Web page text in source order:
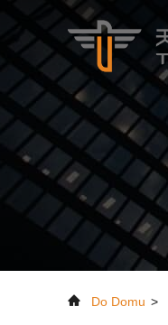
Do Domu >